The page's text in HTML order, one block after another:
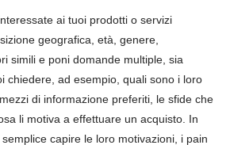
ai tuoi prodotti o servizi
geografica, età, genere,
simili e poni domande multiple, sia
chiedere, ad esempio, quali sono i loro
di informazione preferiti, le sfide che
li motiva a effettuare un acquisto. In
capire le loro motivazioni, i pain